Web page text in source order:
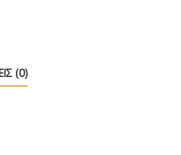
(0)